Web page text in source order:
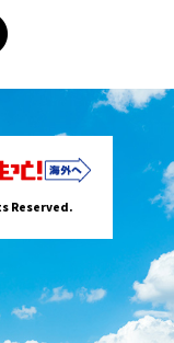
Reserved.